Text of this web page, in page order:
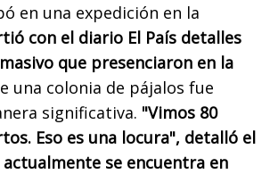
en una expedición en la
con el diario El País detalles
que presenciaron en la
una colonia de pájalos fue
significativa. "Vimos 80
Eso es una locura", detalló el
se encuentra en